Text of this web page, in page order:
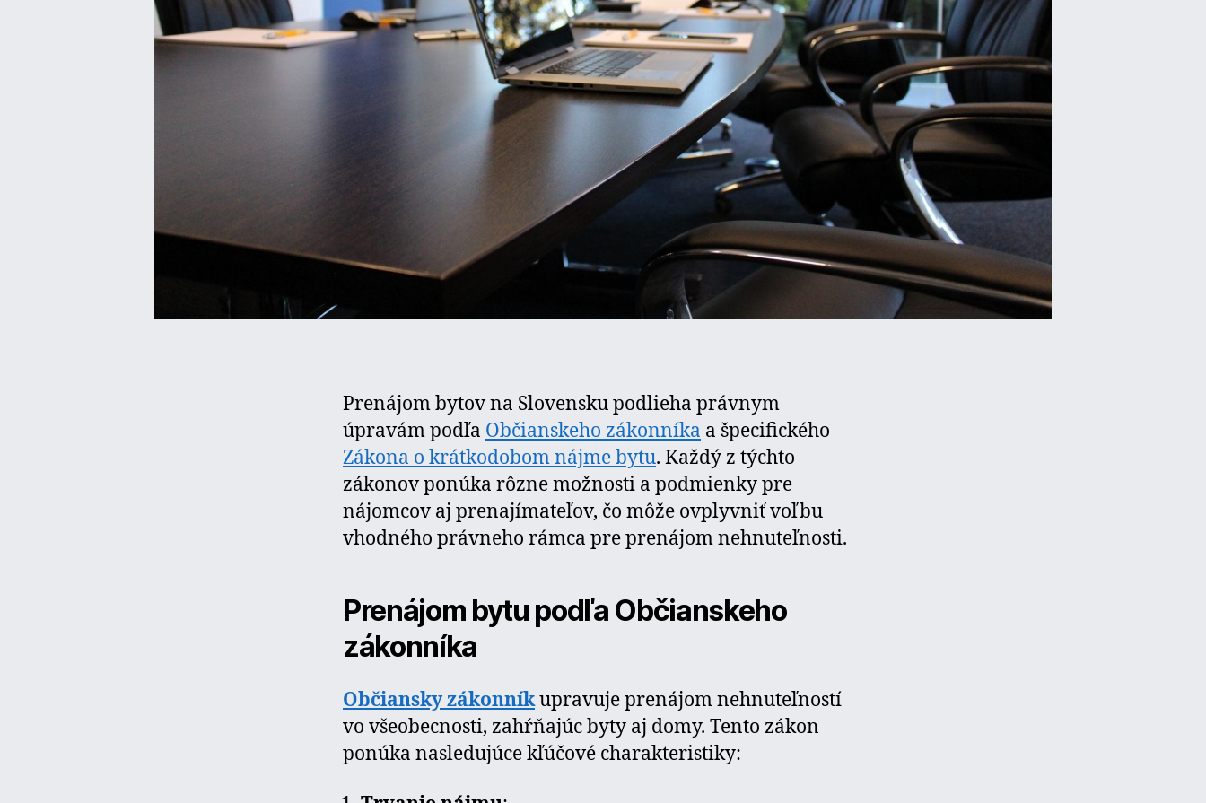
Prenájom bytov na Slovensku podlieha právnym
úpravám podľa Občianskeho zákonníka a špecifického
Zákona o krátkodobom nájme bytu. Každý z týchto
zákonov ponúka rôzne možnosti a podmienky pre
nájomcov aj prenajímateľov, čo môže ovplyvniť voľbu
vhodného právneho rámca pre prenájom nehnuteľnosti.
Prenájom bytu podľa Občianskeho
zákonníka
Občiansky zákonníkupravuje prenájom nehnuteľností
vo všeobecnosti, zahŕňajúc byty aj domy. Tento zákon
ponúka nasledujúce kľúčové charakteristiky: